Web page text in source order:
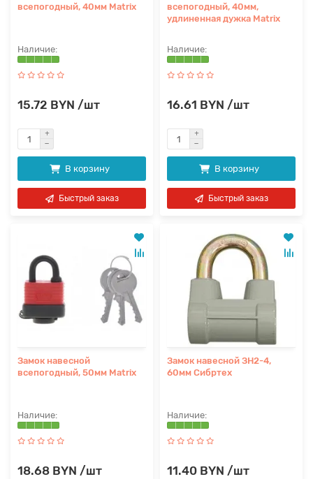
всепогодный, 40мм Matrix
15.72 BYN /шт
В корзину
Быстрый заказ
всепогодный, 40мм,
удлиненная дужка Matrix
16.61 BYN /шт
В корзину
Быстрый заказ
Замок навесной
всепогодный, 50мм Matrix
18.68 BYN /шт
Замок навесной ЗН2-4,
60мм Сибртех
11.40 BYN /шт